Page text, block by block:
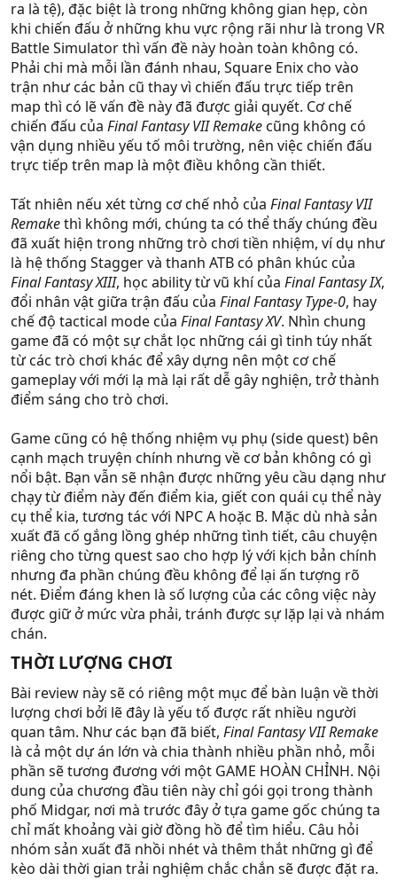
ra là tệ), đặc biệt là trong những không gian hẹp, còn
khi chiến đấu ở những khu vực rộng rãi như là trong VR
Battle Simulator thì vấn đề này hoàn toàn không có.
Phải chi mà mỗi lần đánh nhau, Square Enix cho vào
trận như các bản cũ thay vì chiến đấu trực tiếp trên
map thì có lẽ vấn đề này đã được giải quyết. Cơ chế
chiến đấu của Final Fantasy VII Remakecũng không có
vận dụng nhiều yếu tố môi trường, nên việc chiến đấu
trực tiếp trên map là một điều không cần thiết.
Tất nhiên nếu xét từng cơ chế nhỏ của Final Fantasy VII
Remakethì không mới, chúng ta có thể thấy chúng đều
đã xuất hiện trong những trò chơi tiền nhiệm, ví dụ như
là hệ thống Stagger và thanh ATB có phân khúc của
Final Fantasy XIII, học ability từ vũ khí của Final Fantasy IX,
đổi nhân vật giữa trận đấu của Final Fantasy Type-0, hay
chế độ tactical mode của Final Fantasy XV. Nhìn chung
game đã có một sự chắt lọc những cái gì tinh túy nhất
từ các trò chơi khác để xây dựng nên một cơ chế
gameplay với mới lạ mà lại rất dễ gây nghiện, trở thành
điểm sáng cho trò chơi.
Game cũng có hệ thống nhiệm vụ phụ (side quest) bên
cạnh mạch truyện chính nhưng về cơ bản không có gì
nổi bật. Bạn vẫn sẽ nhận được những yêu cầu dạng như
chạy từ điểm này đến điểm kia, giết con quái cụ thể này
cụ thể kia, tương tác với NPC A hoặc B. Mặc dù nhà sản
xuất đã cố gắng lồng ghép những tình tiết, câu chuyện
riêng cho từng quest sao cho hợp lý với kịch bản chính
nhưng đa phần chúng đều không để lại ấn tượng rõ
nét. Điểm đáng khen là số lượng của các công việc này
được giữ ở mức vừa phải, tránh được sự lặp lại và nhám
chán.
THỜI LƯỢNG CHƠI​
Bài review này sẽ có riêng một mục để bàn luận về thời
lượng chơi bởi lẽ đây là yếu tố được rất nhiều người
quan tâm. Như các bạn đã biết, Final Fantasy VII Remake
là cả một dự án lớn và chia thành nhiều phần nhỏ, mỗi
phần sẽ tương đương với một GAME HOÀN CHỈNH. Nội
dung của chương đầu tiên này chỉ gói gọi trong thành
phố Midgar, nơi mà trước đây ở tựa game gốc chúng ta
chỉ mất khoảng vài giờ đồng hồ để tìm hiểu. Câu hỏi
nhóm sản xuất đã nhồi nhét và thêm thắt những gì để
kèo dài thời gian trải nghiệm chắc chắn sẽ được đặt ra.